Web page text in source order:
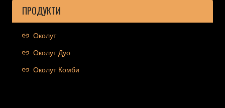
ПРОДУКТИ
Околут
Околут Дуо
Околут Комби